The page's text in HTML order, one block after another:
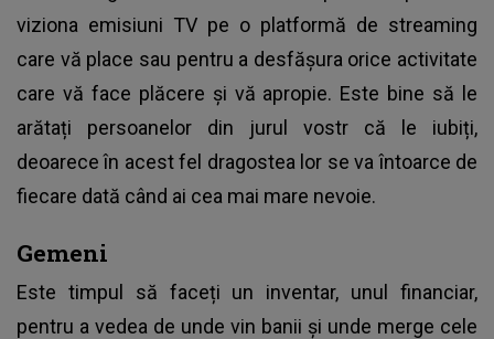
viziona emisiuni TV pe o platformă de streaming
care vă place sau pentru a desfășura orice activitate
care vă face plăcere și vă apropie. Este bine să le
arătați persoanelor din jurul vostr că le iubiți,
deoarece în acest fel dragostea lor se va întoarce de
fiecare dată când ai cea mai mare nevoie.
Gemeni
Este timpul să faceți un inventar, unul financiar,
pentru a vedea de unde vin banii și unde merge cele